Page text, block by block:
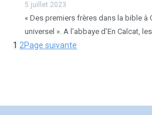
5 juillet 2023
« Des premiers frères dans la bible à
universel ». A l’abbaye d’En Calcat,
1 2Page suivante